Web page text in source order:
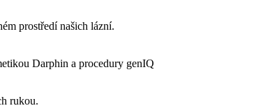
prostředí našich lázní.
Darphin a procedury genIQ
rukou.